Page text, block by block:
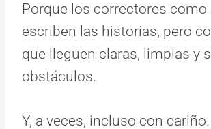
Porque los correctores
escriben las historias, pero
que lleguen claras, limpias y
obstáculos.
Y, a veces, incluso con cariño.